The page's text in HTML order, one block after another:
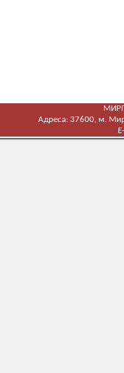
Адреса: 37600, м.